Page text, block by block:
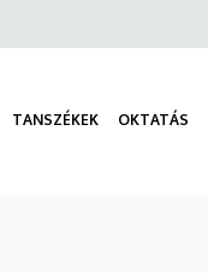
TANSZÉKEK OKTATÁS